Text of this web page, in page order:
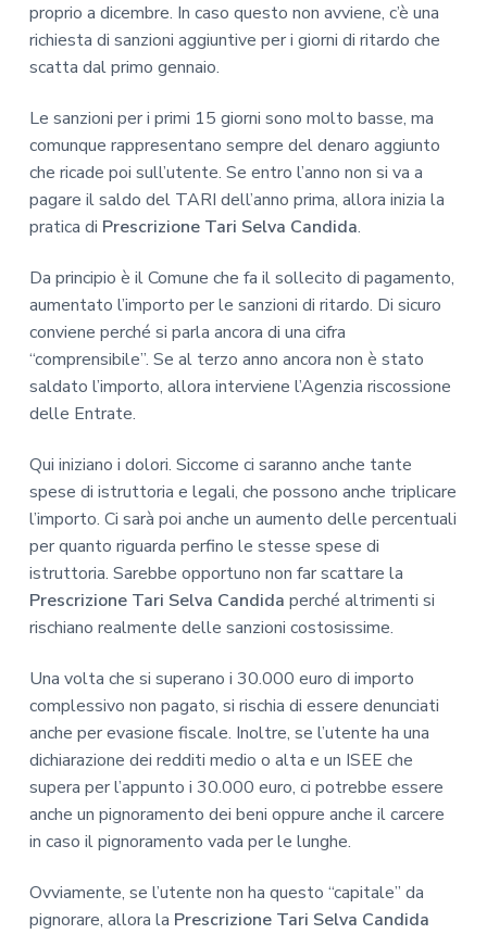
proprio a dicembre. In caso questo non avviene, c’è una
richiesta di sanzioni aggiuntive per i giorni di ritardo che
scatta dal primo gennaio.
Le sanzioni per i primi 15 giorni sono molto basse, ma
comunque rappresentano sempre del denaro aggiunto
che ricade poi sull’utente. Se entro l’anno non si va a
pagare il saldo del TARI dell’anno prima, allora inizia la
pratica di Prescrizione Tari Selva Candida.
Da principio è il Comune che fa il sollecito di pagamento,
aumentato l’importo per le sanzioni di ritardo. Di sicuro
conviene perché si parla ancora di una cifra
“comprensibile”. Se al terzo anno ancora non è stato
saldato l’importo, allora interviene l’Agenzia riscossione
delle Entrate.
Qui iniziano i dolori. Siccome ci saranno anche tante
spese di istruttoria e legali, che possono anche triplicare
l’importo. Ci sarà poi anche un aumento delle percentuali
per quanto riguarda perfino le stesse spese di
istruttoria. Sarebbe opportuno non far scattare la
Prescrizione Tari Selva Candida perché altrimenti si
rischiano realmente delle sanzioni costosissime.
Una volta che si superano i 30.000 euro di importo
complessivo non pagato, si rischia di essere denunciati
anche per evasione fiscale. Inoltre, se l’utente ha una
dichiarazione dei redditi medio o alta e un ISEE che
supera per l’appunto i 30.000 euro, ci potrebbe essere
anche un pignoramento dei beni oppure anche il carcere
in caso il pignoramento vada per le lunghe.
Ovviamente, se l’utente non ha questo “capitale” da
pignorare, allora la Prescrizione Tari Selva Candida